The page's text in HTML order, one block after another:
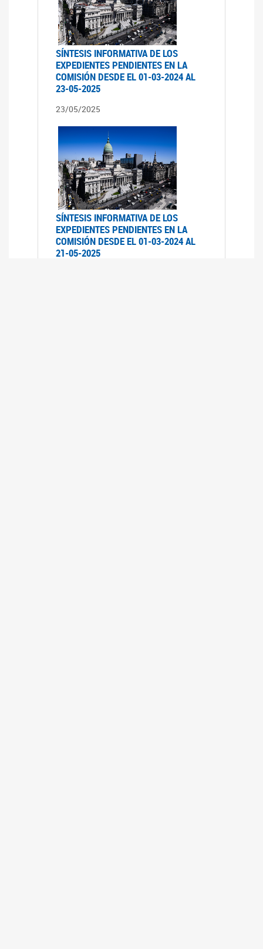
SÍNTESIS INFORMATIVA DE LOS
EXPEDIENTES PENDIENTES EN LA
COMISIÓN DESDE EL 01-03-2024 AL
23-05-2025
23/05/2025
SÍNTESIS INFORMATIVA DE LOS
EXPEDIENTES PENDIENTES EN LA
COMISIÓN DESDE EL 01-03-2024 AL
21-05-2025